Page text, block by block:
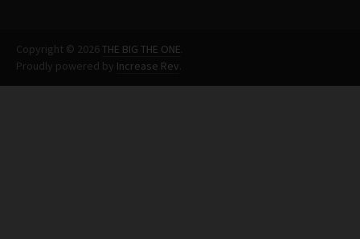
Copyright © 2026THE BIG THE ONE
Proudly powered by Increase Rev